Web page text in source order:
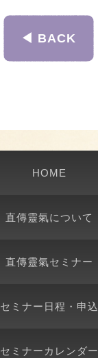
◀︎ BACK
HOME
直傳靈氣について
直傳靈氣セミナー
セミナー日程・申込
セミナーカレンダー